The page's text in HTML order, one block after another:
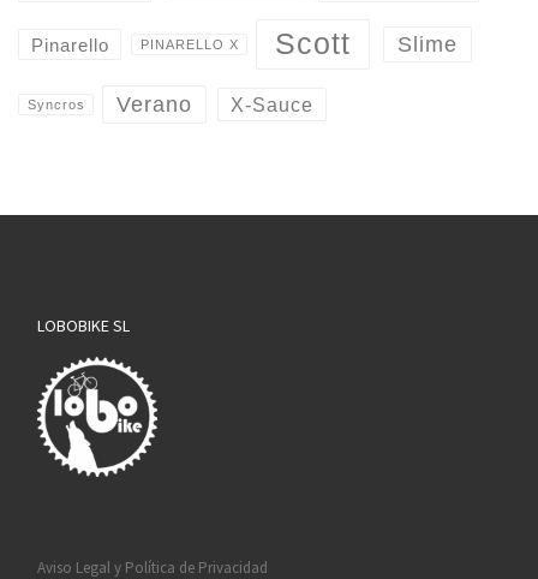
Pinarello PINARELLO X Scott Slime
Syncros Verano X-Sauce
LOBOBIKE SL
Aviso Legal y Política de Privacidad